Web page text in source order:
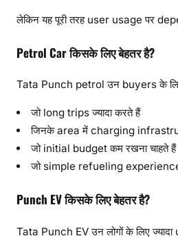
लेकिन यह पूरी तरह user usage पर
Petrol Car किसके लिए बेहतर है?
Tata Punch petrol उन buyers के
जो long trips ज्यादा करते हैं
जिनके area में charging
जो initial budget कम रखना चाहते हैं
जो simple refueling experience
Punch EV किसके लिए बेहतर है?
Tata Punch EV उन लोगों के लिए ज्यादा